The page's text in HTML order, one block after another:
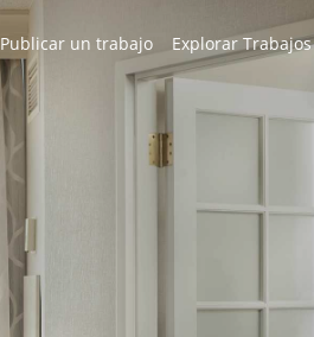
Explorar Trabajos
Publicar un trabajo